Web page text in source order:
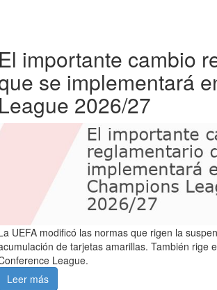
El importante cambio
se implementará
League 2026/27
UEFA modificó las normas que rigen la
de tarjetas amarillas. También rige
League.
Leer más